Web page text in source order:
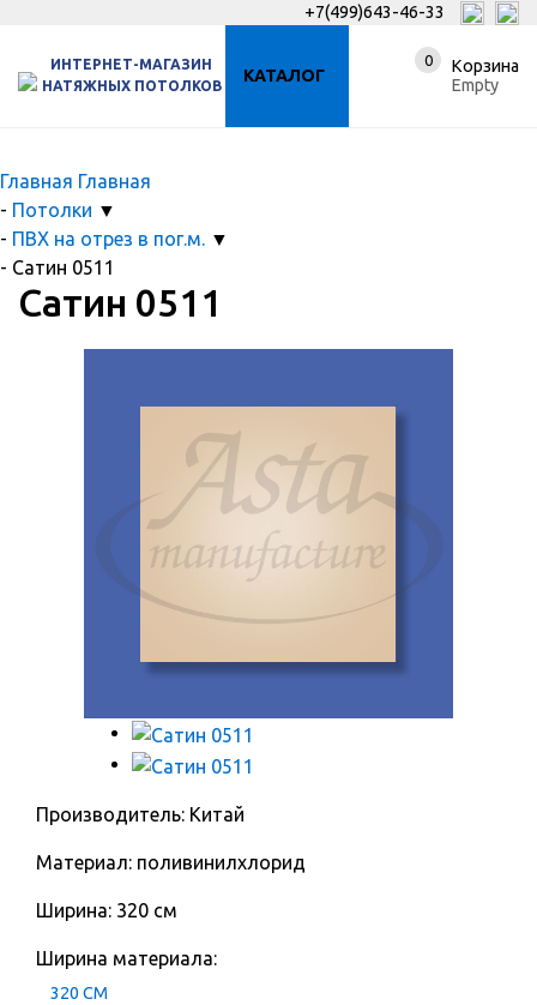
+7(499)643-46-33
ИНТЕРНЕТ-МАГАЗИН
НАТЯЖНЫХ ПОТОЛКОВ
КАТАЛОГ
0
Корзина
Empty
Главная Главная
- Потолки ▼
- ПВХ на отрез в пог.м. ▼
- Сатин 0511
Сатин 0511
Производитель: Китай
Материал: поливинилхлорид
Ширина: 320 см
Ширина материала:
320 СМ